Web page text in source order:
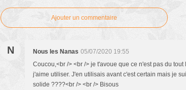
Ajouter un commentaire
N Nous les Nanas 05/07/2020 19:55
Coucou,<br /> <br /> je t'avoue que ce n'est pas du
j'aime utiliser. J'en utilisais avant c'est certain mais je
solide ????<br /> <br /> Bisous